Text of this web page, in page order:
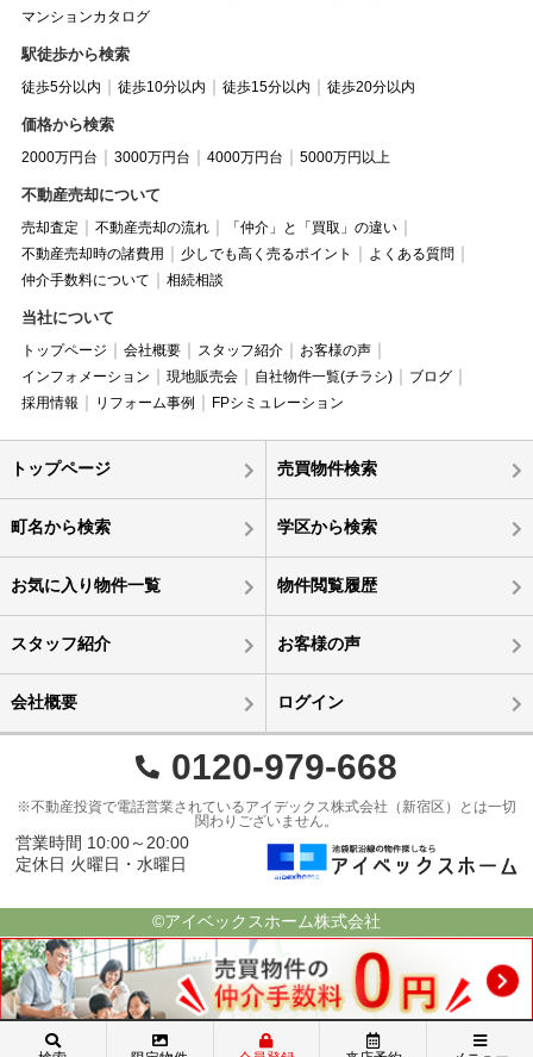
マンションカタログ
駅徒歩から検索
徒歩5分以内 徒歩10分以内 徒歩15分以内 徒歩20分以内
価格から検索
2000万円台 3000万円台 4000万円台 5000万円以上
不動産売却について
売却査定 不動産売却の流れ
「仲介」と「買取」の違い
不動産売却時の諸費用
少しでも高く売るポイント
よくある質問
仲介手数料について
相続相談
当社について
トップページ 会社概要 スタッフ紹介
お客様の声
インフォメーション
現地販売会 自社物件一覧(チラシ)
ブログ
採用情報
リフォーム事例 FPシミュレーション
トップページ 売買物件検索
町名から検索 学区から検索
お気に入り物件一覧 物件閲覧履歴
スタッフ紹介 お客様の声
会社概要 ログイン
0120-979-668
※不動産投資で電話営業されているアイデックス株式会社（新宿区）とは一切
関わりございません。
営業時間 10:00～20:00
定休日 火曜日・水曜日
©アイベックスホーム株式会社